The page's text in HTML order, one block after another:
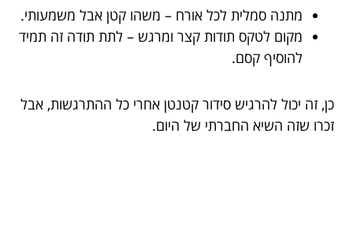
מתנה סמלית לכל אורח – משהו קטן אבל משמעותי.
מקום לטקס תודות קצר ומרגש – לתת תודה זה תמיד
להוסיף קסם.
כן, זה יכול להרגיש סידור קטנטן אחרי כל ההתרגשות, אבל
זכרו שזה השיא החברתי של היום.